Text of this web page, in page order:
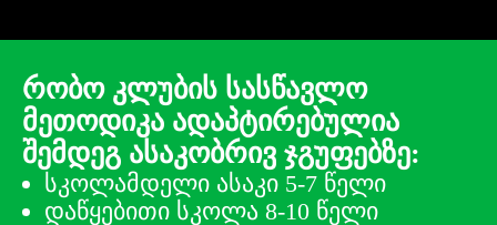
ᲠᲝᲑᲝ ᲙᲚᲣᲑᲘᲡ ᲡᲐᲡᲬᲐᲕᲚᲝ
ᲛᲔᲗᲝᲓᲘᲙᲐ ᲐᲓᲐᲞᲢᲘᲠᲔᲑᲣᲚᲘᲐ
ᲨᲔᲛᲓᲔᲒ ᲐᲡᲐᲙᲝᲑᲠᲘᲕ ᲯᲒᲣᲤᲔᲑᲖᲔ:
სკოლამდელი ასაკი 5-7 წელი
დაწყებითი სკოლა 8-10 წელი